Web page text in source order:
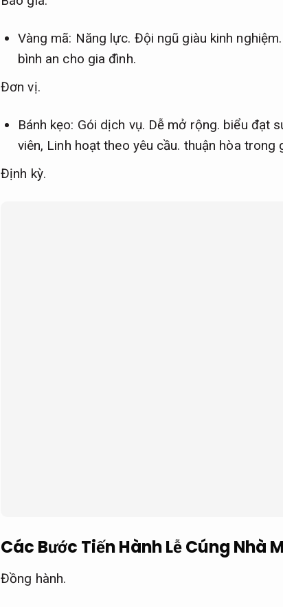
Vàng mã: Năng lực. Đội ngũ giàu kinh nghiệm.
bình an cho gia đình.
Đơn vị.
Bánh kẹo: Gói dịch vụ. Dễ mở rộng. biểu đạt
viên, Linh hoạt theo yêu cầu. thuận hòa trong
Định kỳ.
Các Bước Tiến Hành Lễ Cúng Nhà
Đồng hành.